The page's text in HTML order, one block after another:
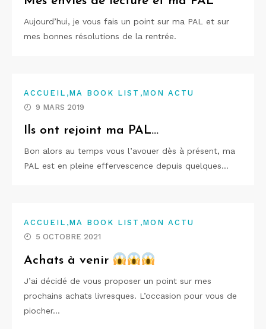
Aujourd’hui, je vous fais un point sur ma PAL et sur
mes bonnes résolutions de la rentrée.
ACCUEIL ,MA BOOK LIST ,MON ACTU
9 MARS 2019
Ils ont rejoint ma PAL…
Bon alors au temps vous l’avouer dès à présent, ma
PAL est en pleine effervescence depuis quelques…
ACCUEIL ,MA BOOK LIST ,MON ACTU
5 OCTOBRE 2021
Achats à venir
J’ai décidé de vous proposer un point sur mes
prochains achats livresques. L’occasion pour vous de
piocher…